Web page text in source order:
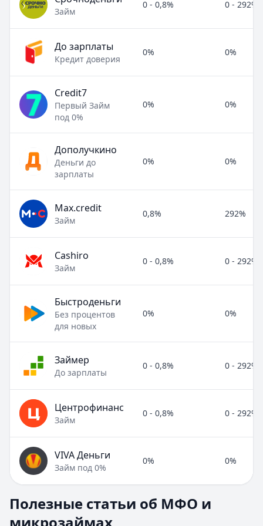
Займ
0 - 0,8% 0 - 292%
До зарплаты
Кредит доверия
0% 0%
Credit7
Первый Займ
под 0%
0% 0%
Дополучкино
Деньги до
зарплаты
0% 0%
Max.credit
Займ
0,8% 292%
Cashiro
Займ
0 - 0,8% 0 - 292%
Быстроденьги
Без процентов
для новых
0% 0%
Займер
До зарплаты
0 - 0,8% 0 - 292%
Центрофинанс
Займ
0 - 0,8% 0 - 292%
VIVA Деньги
Займ под 0%
0% 0%
Раздел:МФО и микрозаймы. Всего статей: 8.
Займ под расписку
Полезные статьи об МФО и